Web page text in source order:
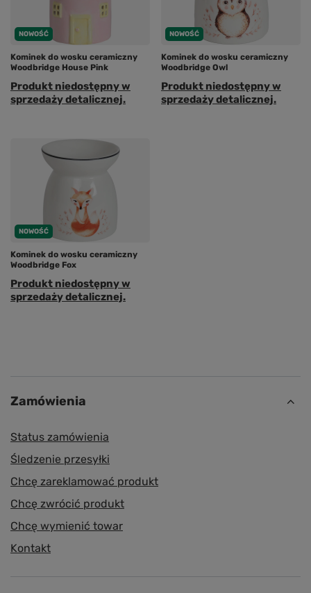
NOWOŚĆ
Kominek do wosku ceramiczny
Woodbridge House Pink
Produkt niedostępny w
sprzedaży detalicznej.
NOWOŚĆ
Kominek do wosku ceramiczny
Woodbridge Owl
Produkt niedostępny w
sprzedaży detalicznej.
NOWOŚĆ
Kominek do wosku ceramiczny
Woodbridge Fox
Produkt niedostępny w
sprzedaży detalicznej.
Zamówienia
Status zamówienia
Śledzenie przesyłki
Chcę zareklamować produkt
Chcę zwrócić produkt
Chcę wymienić towar
Kontakt